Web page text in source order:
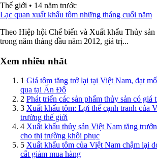
Thế giới • 14 năm trước
Lạc quan xuất khẩu tôm những tháng cuối năm
Theo Hiệp hội Chế biến và Xuất khẩu Thủy
trong năm tháng đầu năm 2012, giá trị...
Xem nhiều nhất
1 Giá tôm tăng trở lại tại Việt Nam, đạt
qua tại Ấn Độ
2 Phát triển các sản phẩm thủy sản có giá
3 Xuất khẩu tôm: Lợi thế cạnh tranh của
trường thế giới
4 Xuất khẩu thủy sản Việt Nam tăng
cho thị trường khôi phục
5 Xuất khẩu tôm của Việt Nam chậm lại
cắt giảm mua hàng